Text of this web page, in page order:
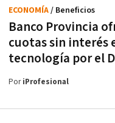
Banco Provincia
cuotas sin interés
tecnología por el
ECONOMÍA/ Beneficios
PoriProfesional